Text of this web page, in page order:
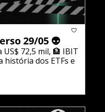
29/05 👽
72,5 mil, 🏦 IBIT
dos ETFs e